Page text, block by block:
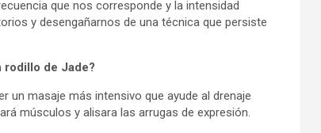
que nos corresponde y la intensidad
y desengañarnos de una técnica que persiste
rodillo de Jade?
un masaje más intensivo que ayude al drenaje
músculos y alisara las arrugas de expresión.